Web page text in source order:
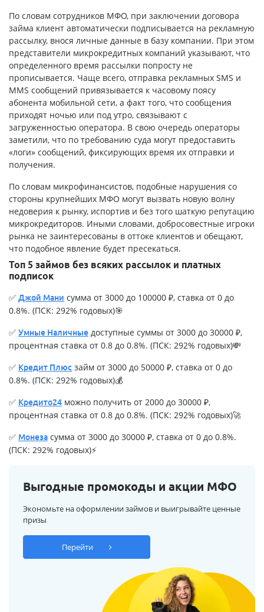
По словам сотрудников МФО, при заключении договора
займа клиент автоматически подписывается на рекламную
рассылку, внося личные данные в базу компании. При этом
представители микрокредитных компаний указывают, что
определенного время рассылки попросту не
прописывается. Чаще всего, отправка рекламных SMS и
MMS сообщений привязывается к часовому поясу
абонента мобильной сети, а факт того, что сообщения
приходят ночью или под утро, связывают с
загруженностью оператора. В свою очередь операторы
заметили, что по требованию суда могут предоставить
«логи» сообщений, фиксирующих время их отправки и
получения.
По словам микрофинансистов, подобные нарушения со
стороны крупнейших МФО могут вызвать новую волну
недоверия к рынку, испортив и без того шаткую репутацию
микрокредиторов. Иными словами, добросовестные игроки
рынка не заинтересованы в оттоке клиентов и обещают,
что подобное явление будет пресекаться.
Топ 5 займов без всяких рассылок и платных
подписок
✅ Джой Мани сумма от 3000 до 100000 ₽, ставка от 0 до
0.8%. (ПСК: 292% годовых)🎯
✅ Умные Наличные доступные суммы от 3000 до 30000 ₽,
процентная ставка от 0.8 до 0.8%. (ПСК: 292% годовых)💸
✅ Кредит Плюс займ от 3000 до 50000 ₽, ставка от 0 до
0.8%. (ПСК: 292% годовых)💰
✅ Кредито24 можно получить от 2000 до 30000 ₽,
процентная ставка от 0.8 до 0.8%. (ПСК: 292% годовых)🚀
✅ Монеза сумма от 3000 до 30000 ₽, ставка от 0 до 0.8%.
(ПСК: 292% годовых)⚡
Выгодные промокоды и акции МФО
Экономьте на оформлении займов и выигрывайте ценные
призы
Перейти